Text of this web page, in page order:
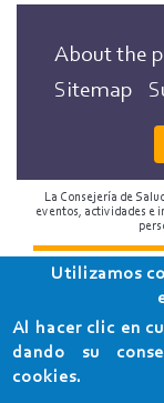
About the
Sitemap
La Consejería de
eventos, actividades e
2018
Utilizamos
Al hacer clic en
dando su
cookies.